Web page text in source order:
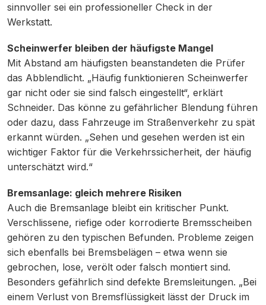
sinnvoller sei ein professioneller Check in der
Werkstatt.
Scheinwerfer bleiben der häufigste Mangel
Mit Abstand am häufigsten beanstandeten die Prüfer
das Abblendlicht. „Häufig funktionieren Scheinwerfer
gar nicht oder sie sind falsch eingestellt“, erklärt
Schneider. Das könne zu gefährlicher Blendung führen
oder dazu, dass Fahrzeuge im Straßenverkehr zu spät
erkannt würden. „Sehen und gesehen werden ist ein
wichtiger Faktor für die Verkehrssicherheit, der häufig
unterschätzt wird.“
Bremsanlage: gleich mehrere Risiken
Auch die Bremsanlage bleibt ein kritischer Punkt.
Verschlissene, riefige oder korrodierte Bremsscheiben
gehören zu den typischen Befunden. Probleme zeigen
sich ebenfalls bei Bremsbelägen – etwa wenn sie
gebrochen, lose, verölt oder falsch montiert sind.
Besonders gefährlich sind defekte Bremsleitungen. „Bei
einem Verlust von Bremsflüssigkeit lässt der Druck im